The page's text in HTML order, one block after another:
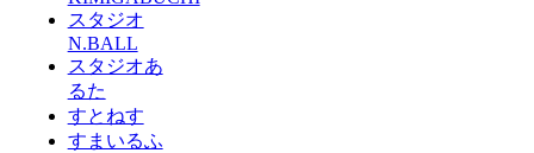
スタジオ
N.BALL
スタジオあ
るた
すとねす
すまいるふ